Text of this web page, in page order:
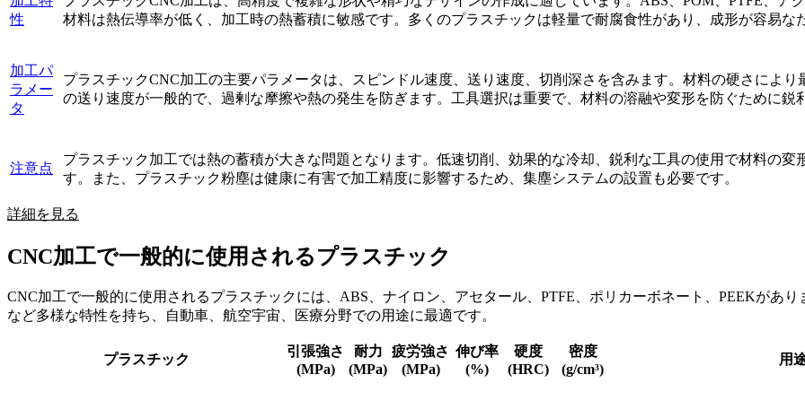
性
材料は熱伝導率が低く、加工時の熱蓄積に敏感です。多くのプラスチックは軽量で耐腐食性があり、成形が容易な
加工パ
ラメー
タ
プラスチックCNC加工の主要パラメータは、スピンドル速度、送り速度、切削深さを含みます。材料の硬さによ
の送り速度が一般的で、過剰な摩擦や熱の発生を防ぎます。工具選択は重要で、材料の溶融や変形を防ぐために鋭
注意点
プラスチック加工では熱の蓄積が大きな問題となります。低速切削、効果的な冷却、鋭利な工具の使用で材料の
す。また、プラスチック粉塵は健康に有害で加工精度に影響するため、集塵システムの設置も必要です。
詳細を見る
CNC加工で一般的に使用されるプラスチック
CNC加工で一般的に使用されるプラスチックには、ABS、ナイロン、アセタール、PTFE、ポリカーボネート、PEEKがあ
など多様な特性を持ち、自動車、航空宇宙、医療分野での用途に最適です。
プラスチック
引張強さ
(MPa)
耐力
(MPa)
疲労強さ
(MPa)
伸び率
(%)
硬度
(HRC)
密度
(g/cm³)
用